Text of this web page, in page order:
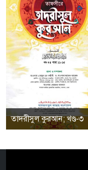
তাদরীসুল কুরআন; খণ্ড-৩